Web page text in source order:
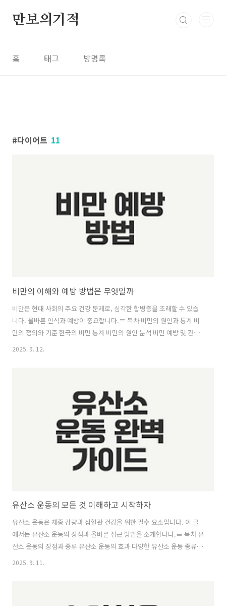
만보의기적
홈 태그 방명록
다이어트 11
비만의 이해와 예방 방법은 무엇일까
비만은 현대 사회의 주요 건강 문제로, 심각한 합병증을 초래할 수 있습
니다. 올바른 인식과 예방이 중요합니다.≡ 목차 비만의 원인과 통계 비
만의 정의와 기준 한국의 비만 통계 비만의 원인 분석 비만 예방 및 관리
전략 영양 관리와 식습관 운동의 중요성 정신적 요소와 생활습관 같이보
존재합니다. 이번 섹션에서는 비만의 정의, 최근 한국의 비만 통계, 그리
고 비만의 원인에 대해 자세히 살펴보겠습니다. 비만의 정의와 기준비만
은 체내에 불필요한 지방이 비정상적으로 축적된 상태를 말합니..
2025. 9. 12.
유산소 운동의 모든 것 이해하고 시작하자
유산소 운동은 체중 감량과 심혈관 건강을 위한 필수 요소입니다. 이 글
에서는 유산소 운동의 장점과 올바른 접근 방법을 소개합니다.≡ 목차 유
산소 운동의 장점과 종류 유산소 운동의 효과 다양한 유산소 운동 종류
유산소 운동의 부상 예방 방법 유산소 운동에 대한 오해와 진실 공복 유
2025. 9. 11.